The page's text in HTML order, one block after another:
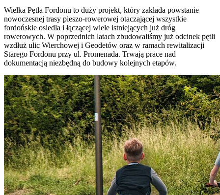
Wielka Pętla Fordonu to duży projekt, który zakłada powstanie
nowoczesnej trasy pieszo-rowerowej otaczającej wszystkie
fordońskie osiedla i łączącej wiele istniejących już dróg
rowerowych. W poprzednich latach zbudowaliśmy już odcinek pętli
wzdłuż ulic Wierchowej i Geodetów oraz w ramach rewitalizacji
Starego Fordonu przy ul. Promenada. Trwają prace nad
dokumentacją niezbędną do budowy kolejnych etapów.